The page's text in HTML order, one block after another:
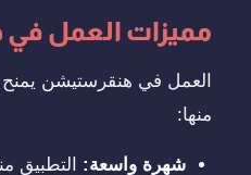
مميزات العمل
العمل في هنقرستيشن يمنح
منها:
شهرة واسعة: التطبيق